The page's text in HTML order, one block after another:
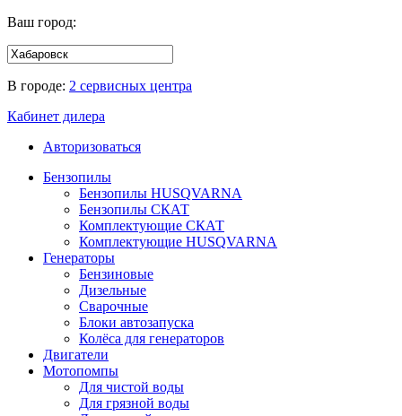
Ваш город:
В городе: 2 сервисных центра
Кабинет дилера
Авторизоваться
Бензопилы
Бензопилы HUSQVARNA
Бензопилы СКАТ
Комплектующие СКАТ
Комплектующие HUSQVARNA
Генераторы
Бензиновые
Дизельные
Сварочные
Блоки автозапуска
Колёса для генераторов
Двигатели
Мотопомпы
Для чистой воды
Для грязной воды